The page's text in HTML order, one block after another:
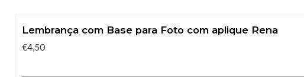
Lembrança com Base para Foto com aplique Rena
€4,50